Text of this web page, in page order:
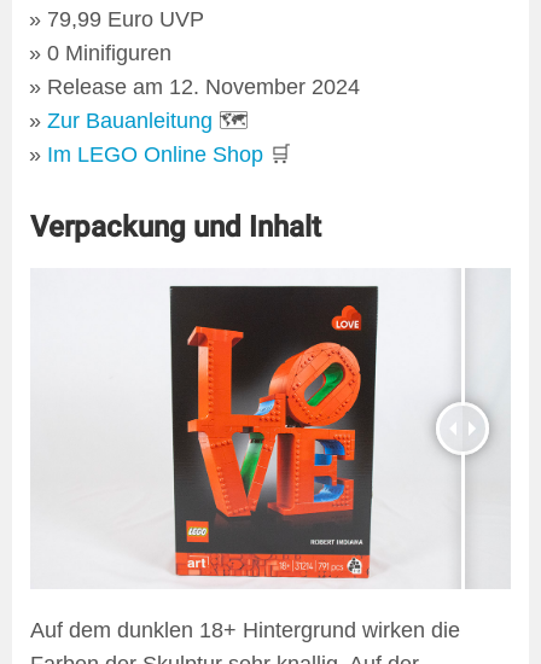
79,99 Euro UVP
0 Minifiguren
Release am 12. November 2024
Zur Bauanleitung 🗺
Im LEGO Online Shop 🛒
Verpackung und Inhalt
Auf dem dunklen 18+ Hintergrund wirken die